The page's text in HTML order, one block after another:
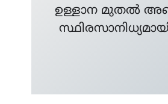
ഉള്ളാന മുതൽ